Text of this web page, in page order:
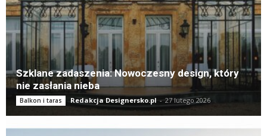
Szklane zadaszenia: Nowoczesny design, który
nie zasłania nieba
Balkon i taras Redakcja Designersko.pl - 27 lutego 2026